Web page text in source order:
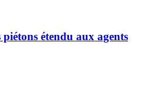
étendu aux agents